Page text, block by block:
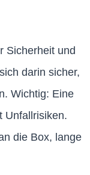
Sicherheit und
darin sicher,
Wichtig: Eine
Unfallrisiken.
die Box, lange